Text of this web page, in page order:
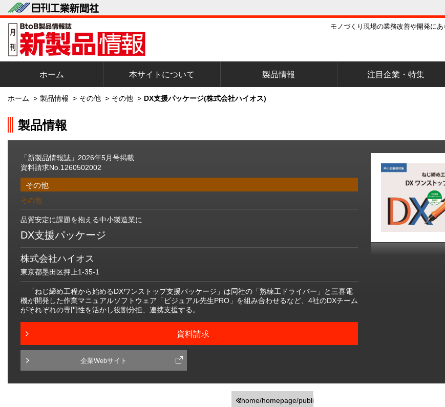
モノづくり現場の業務改善や開発に
ホーム 本サイトについて 製品情報 注目企業・特集
ホーム > 製品情報 > その他 > その他 > DX支援パッケージ(株式会社ハイオス)
製品情報
「新製品情報誌」2026年5月号掲載
資料請求No.1260502002
その他
その他
品質安定に課題を抱える中小製造業に
DX支援パッケージ
株式会社ハイオス
東京都墨田区押上1-35-1
「ねじ締め工程から始めるDXワンストップ支援パッケージ」は同社の「熟練工ドライバー」と三喜電
機が開発した作業マニュアルソフトウェア「ビジュアル先生PRO」を組み合わせるなど、4社のDXチーム
がそれぞれの専門性を活かし役割分担、連携支援する。
資料請求
企業Webサイト
/home/homepage/public_html/usr/detail_products.php